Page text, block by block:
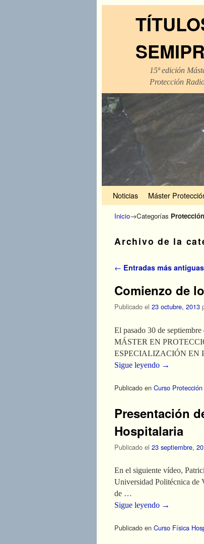
15ª edición
Protección
Noticias Máster
Inicio→Categorías
Archivo de la
Navegador de artículos
← Entradas más antiguas
Comienzo de
Publicado el 23 octubre, 2013
El pasado 30 de
MÁSTER EN
ESPECIALIZACIÓN EN
Sigue leyendo →
Publicado en Curso
Presentación
Hospitalaria
Publicado el 23 septiembre,
En el siguiente vídeo,
Universidad Politécnica de
de …
Sigue leyendo →
Publicado en Curso Física